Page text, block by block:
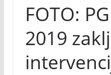
FOTO:
2019